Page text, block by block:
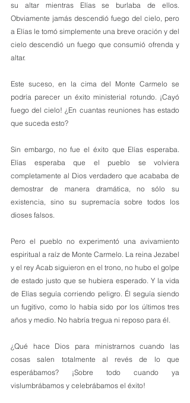
su altar mientras Elías se burlaba de ellos.
Obviamente jamás descendió fuego del cielo, pero
a Elías le tomó simplemente una breve oración y del
cielo descendió un fuego que consumió ofrenda y
altar.
Este suceso, en la cima del Monte Carmelo se
podría parecer un éxito ministerial rotundo. ¡Cayó
fuego del cielo! ¿En cuantas reuniones has estado
que suceda esto?
Sin embargo, no fue el éxito que Elías esperaba.
Elías esperaba que el pueblo se volviera
completamente al Dios verdadero que acababa de
demostrar de manera dramática, no sólo su
existencia, sino su supremacía sobre todos los
dioses falsos.
Pero el pueblo no experimentó una avivamiento
espiritual a raíz de Monte Carmelo. La reina Jezabel
y el rey Acab siguieron en el trono, no hubo el golpe
de estado justo que se hubiera esperado. Y la vida
de Elías seguía corriendo peligro. Él seguía siendo
un fugitivo, como lo había sido por los últimos tres
años y medio. No habría tregua ni reposo para él.
¿Qué hace Dios para ministrarnos cuando las
cosas salen totalmente al revés de lo que
esperábamos? ¡Sobre todo cuando ya
vislumbrábamos y celebrábamos el éxito!